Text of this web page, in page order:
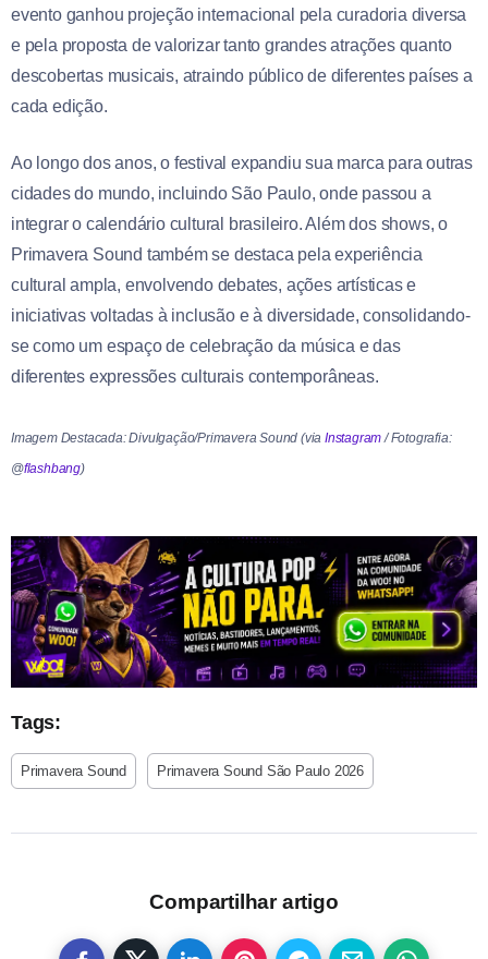
evento ganhou projeção internacional pela curadoria diversa
e pela proposta de valorizar tanto grandes atrações quanto
descobertas musicais, atraindo público de diferentes países a
cada edição.
Ao longo dos anos, o festival expandiu sua marca para outras
cidades do mundo, incluindo São Paulo, onde passou a
integrar o calendário cultural brasileiro. Além dos shows, o
Primavera Sound também se destaca pela experiência
cultural ampla, envolvendo debates, ações artísticas e
iniciativas voltadas à inclusão e à diversidade, consolidando-
se como um espaço de celebração da música e das
diferentes expressões culturais contemporâneas.
Imagem Destacada: Divulgação/Primavera Sound (via Instagram / Fotografia:
@flashbang)
Tags:
Primavera Sound Primavera Sound São Paulo 2026
Compartilhar artigo